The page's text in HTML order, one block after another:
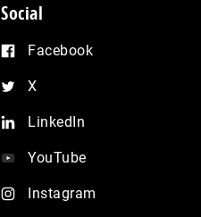
Social
Facebook
X
LinkedIn
YouTube
Instagram